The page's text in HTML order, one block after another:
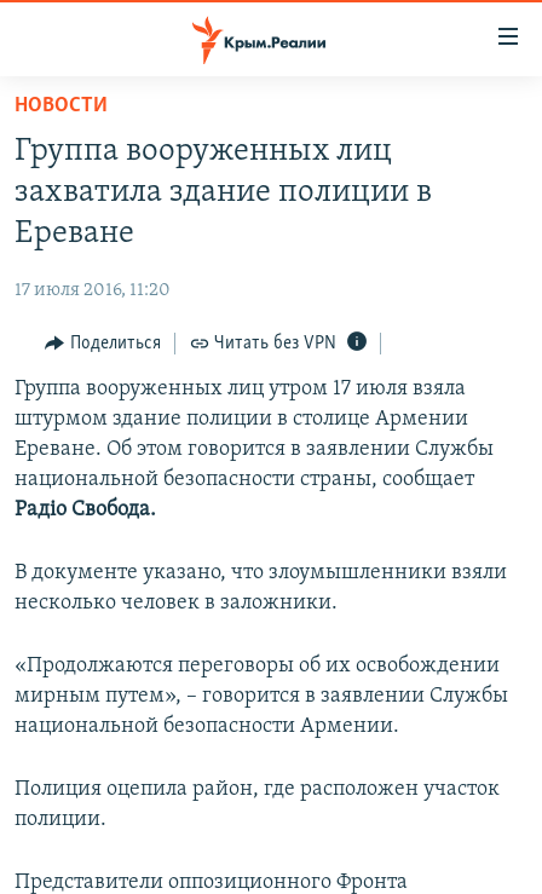
Вернуться
основному
содержанию
Вернутся
главной
Вернутся
поиску
СПЕЦПРОЕКТЫ
11 ЛЕТ ОККУПАЦИИ КРЫМА. 11 ИСТОРИЙ СОПРОТИВЛЕНИЯ
ВОДА
ЕЩЕ
ИНТЕРАКТИВ
ИНФОГРАФИКА
ТЕЛЕПРОЕКТ КРЫМ.РЕАЛИИ
СОВЕТЫ ПРАВОЗАЩИТНИКОВ
ПРОПАВШИЕ БЕЗ ВЕСТИ
ПОБЕДИТЕЛЕЙ НЕ СУДЯТ?
КРЫМ.НЕПОКОРЕННЫЙ
УКРАИНСКАЯ ПРОБЛЕМА КРЫМА
РАДІО СВОБОДА
КАК ОБОЙТИ БЛОКИРОВКУ
Українською
Qırımtatar
ПРИСОЕДИНЯЙТЕСЬ!
Все сайты RFE/RL
НОВОСТИ
Группа вооруженных лиц
захватила здание полиции в
Ереване
17 июля 2016, 11:20
Поделиться Читать без VPN
Группа вооруженных лиц утром 17 июля взяла
штурмом здание полиции в столице Армении
Ереване. Об этом говорится в заявлении Службы
национальной безопасности страны, сообщает
Радіо Свобода.
В документе указано, что злоумышленники взяли
несколько человек в заложники.
«Продолжаются переговоры об их освобождении
мирным путем», – говорится в заявлении Службы
национальной безопасности Армении.
Полиция оцепила район, где расположен участок
полиции.
Представители оппозиционного Фронта